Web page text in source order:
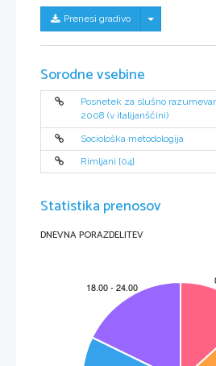
Prenesi gradivo Skrij/prikaži
Sorodne vsebine
Posnetek za slušno
2008 (v italijanščini)
Sociološka metodologija
Rimljani [04]
Statistika prenosov
DNEVNA PORAZDELITEV